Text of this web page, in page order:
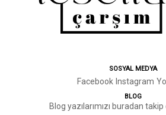
SOSYAL MEDYA
Facebook Instagram
BLOG
Blog yazılarımızı buradan